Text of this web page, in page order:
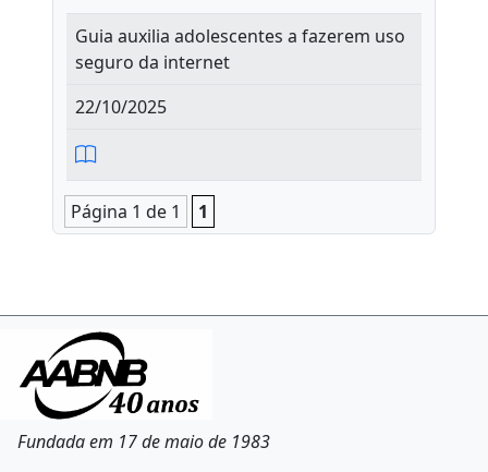
Guia auxilia adolescentes a fazerem uso
seguro da internet
22/10/2025
Página 1 de 1 1
Fundada em 17 de maio de 1983